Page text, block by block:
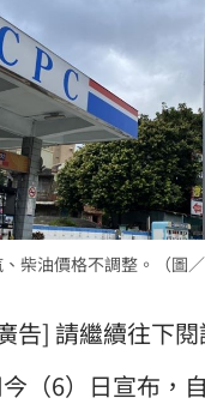
柴油價格不調整。（圖／
告] 請繼續往下
（6）日宣布，